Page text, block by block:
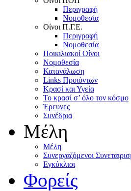
Περιγραφή
Nομοθεσία
Oίνοι Π.Γ.E.
Περιγραφή
Νομοθεσία
Ποικιλιακοί Oίνοι
Nομοθεσία
Κατανάλωση
Links Προιόντων
Κρασί και Υγεία
To κρασί σ’ όλο τον κόσμο
Έρευνες
Συνέδρια
Μέλη
Mέλη
Συνεργαζόμενοι
Εγκύκλιοι
Φορείς